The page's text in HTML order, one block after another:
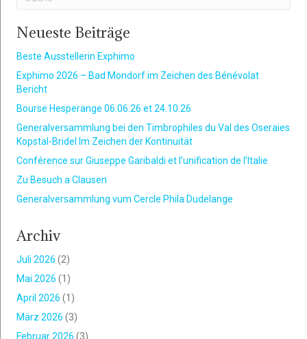
Neueste Beiträge
Beste Ausstellerin Exphimo
Exphimo 2026 – Bad Mondorf im Zeichen des Bénévolat
Bericht
Bourse Hesperange 06.06.26 et 24.10.26
Generalversammlung bei den Timbrophiles du Val des Oseraies
Kopstal-Bridel Im Zeichen der Kontinuität
Conférence sur Giuseppe Garibaldi et l’unification de l’Italie
Zu Besuch a Clausen
Generalversammlung vum Cercle Phila Dudelange
Archiv
Juli 2026 (2)
Mai 2026 (1)
April 2026 (1)
März 2026 (3)
Februar 2026 (3)